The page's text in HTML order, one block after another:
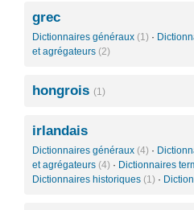
grec
Dictionnaires généraux (1) ·
et agrégateurs (2)
hongrois (1)
irlandais
Dictionnaires généraux (4) ·
et agrégateurs (4) · Dictionnaires
Dictionnaires historiques (1) ·